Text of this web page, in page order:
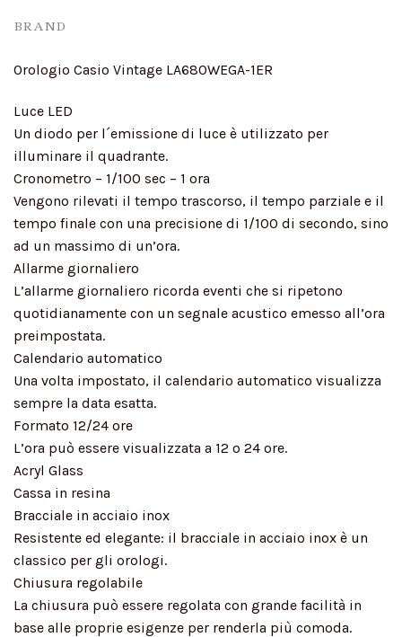
BRAND
Orologio Casio Vintage LA680WEGA-1ER
Luce LED
Un diodo per l´emissione di luce è utilizzato per
illuminare il quadrante.
Cronometro – 1/100 sec – 1 ora
Vengono rilevati il tempo trascorso, il tempo parziale e il
tempo finale con una precisione di 1/100 di secondo, sino
ad un massimo di un’ora.
Allarme giornaliero
L’allarme giornaliero ricorda eventi che si ripetono
quotidianamente con un segnale acustico emesso all’ora
preimpostata.
Calendario automatico
Una volta impostato, il calendario automatico visualizza
sempre la data esatta.
Formato 12/24 ore
L’ora può essere visualizzata a 12 o 24 ore.
Acryl Glass
Cassa in resina
Bracciale in acciaio inox
Resistente ed elegante: il bracciale in acciaio inox è un
classico per gli orologi.
Chiusura regolabile
La chiusura può essere regolata con grande facilità in
base alle proprie esigenze per renderla più comoda.